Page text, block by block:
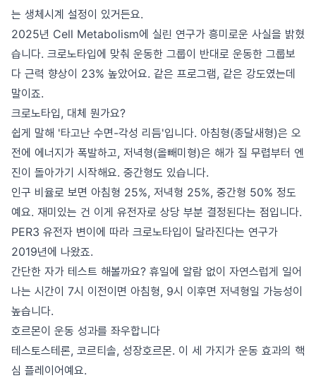
는 생체시계 설정이 있거든요.
2025년 Cell Metabolism에 실린 연구가 흥미로운 사실을 밝혔
습니다. 크로노타입에 맞춰 운동한 그룹이 반대로 운동한 그룹보
다 근력 향상이 23% 높았어요. 같은 프로그램, 같은 강도였는데
말이죠.
크로노타입, 대체 뭔가요?
쉽게 말해 '타고난 수면-각성 리듬'입니다. 아침형(종달새형)은 오
전에 에너지가 폭발하고, 저녁형(올빼미형)은 해가 질 무렵부터 엔
진이 돌아가기 시작해요. 중간형도 있습니다.
인구 비율로 보면 아침형 25%, 저녁형 25%, 중간형 50% 정도
예요. 재미있는 건 이게 유전자로 상당 부분 결정된다는 점입니다.
PER3 유전자 변이에 따라 크로노타입이 달라진다는 연구가
2019년에 나왔죠.
간단한 자가 테스트 해볼까요? 휴일에 알람 없이 자연스럽게 일어
나는 시간이 7시 이전이면 아침형, 9시 이후면 저녁형일 가능성이
높습니다.
호르몬이 운동 성과를 좌우합니다
테스토스테론, 코르티솔, 성장호르몬. 이 세 가지가 운동 효과의 핵
심 플레이어예요.